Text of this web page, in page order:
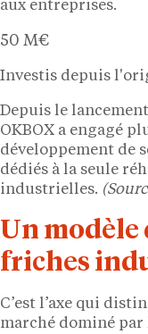
aux entreprises.
50 M€
Investis depuis
Depuis le
OKBOX a engagé
développement de
dédiés à la seule
industrielles.
Un modèle
friches
C’est l’axe qui
marché dominé